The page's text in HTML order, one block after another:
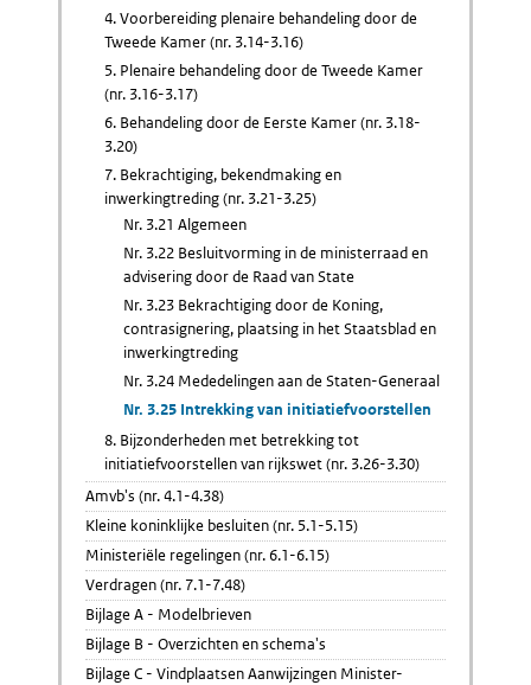
4. Voorbereiding plenaire behandeling door de
Tweede Kamer (nr. 3.14-3.16)
5. Plenaire behandeling door de Tweede Kamer
(nr. 3.16-3.17)
6. Behandeling door de Eerste Kamer (nr. 3.18-
3.20)
7. Bekrachtiging, bekendmaking en
inwerkingtreding (nr. 3.21-3.25)
Nr. 3.21 Algemeen
Nr. 3.22 Besluitvorming in de ministerraad en
advisering door de Raad van State
Nr. 3.23 Bekrachtiging door de Koning,
contrasignering, plaatsing in het Staatsblad en
inwerkingtreding
Nr. 3.24 Mededelingen aan de Staten-Generaal
Nr. 3.25 Intrekking van initiatiefvoorstellen
8. Bijzonderheden met betrekking tot
initiatiefvoorstellen van rijkswet (nr. 3.26-3.30)
Amvb's (nr. 4.1-4.38)
Kleine koninklijke besluiten (nr. 5.1-5.15)
Ministeriële regelingen (nr. 6.1-6.15)
Verdragen (nr. 7.1-7.48)
Bijlage A - Modelbrieven
Bijlage B - Overzichten en schema's
Bijlage C - Vindplaatsen Aanwijzingen Minister-